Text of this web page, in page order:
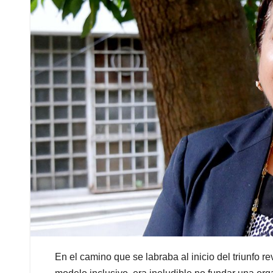
En el camino que se labraba al inicio del triunfo